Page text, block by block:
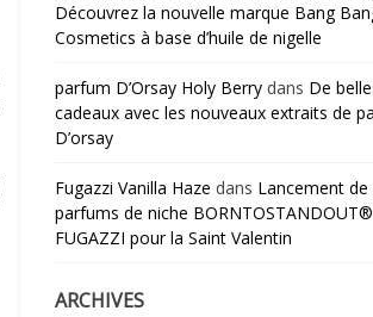
Découvrez la nouvelle marque Bang
Cosmetics à base d’huile de nigelle
parfum D’Orsay Holy Berry dans De
cadeaux avec les nouveaux extraits de
D’orsay
Fugazzi Vanilla Haze dans Lancement de
parfums de niche
FUGAZZI pour la Saint Valentin
ARCHIVES